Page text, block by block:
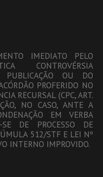
IMEDIATO PELO
CONTROVÉRSIA
PUBLICAÇÃO OU DO
PROFERIDO NO
RECURSAL (CPC, ART.
NO CASO, ANTE A
EM VERBA
SE DE PROCESSO DE
512/STF E LEI Nº
INTERNO IMPROVIDO.